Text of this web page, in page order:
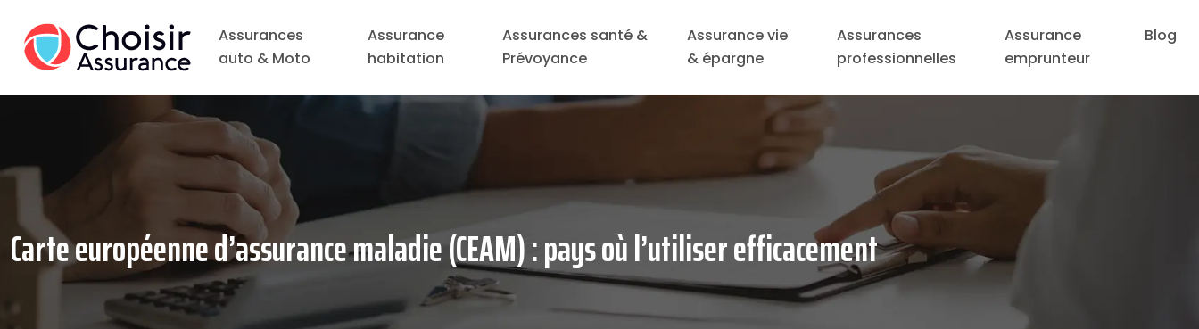
Assurances
auto & Moto
Assurance
habitation
Assurances santé &
Prévoyance
Assurance vie
& épargne
Assurances
professionnelles
Assurance
emprunteur
Blog
Carte européenne d’assurance maladie (CEAM) : pays où l’utiliser efficacement